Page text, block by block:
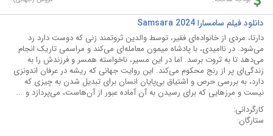
دانلود فیلم سامسارا Samsara 2024
دارتا، مردی از خانواده‌ای فقیر، توسط والدین ثروتمند زنی که دوست دارد رد
می‌شود. در ناامیدی، با پادشاه میمون معامله‌ای می‌کند و مراسمی تاریک انجام
می‌دهد تا به ثروت برسد. اما در این مسیر، ناخواسته همسر و فرزندش را به
زندگی‌ای پر از رنج محکوم می‌کند. این روایت جهانی که ریشه در عرفان اندونزی
دارد، به بررسی حرص و اشتیاق بی‌پایان انسان برای تبدیل شدن به چیزی که
نیست و مرزهایی که برای رسیدن به آن آماده عبور از آن‌هاست، می‌پردازد و ...
کارگردانی:
ستارگان: